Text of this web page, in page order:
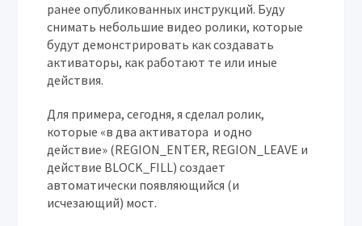
ранее опубликованных инструкций. Буду
снимать небольшие видео ролики, которые
будут демонстрировать как создавать
активаторы, как работают те или иные
действия.
Для примера, сегодня, я сделал ролик,
которые «в два активатора и одно
действие» (REGION_ENTER, REGION_LEAVE и
действие BLOCK_FILL) создает
автоматически появляющийся (и
исчезающий) мост.